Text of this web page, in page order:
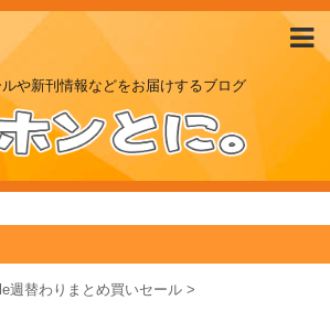
や新刊情報などをお届けするブログ
週替わりまとめ買いセール >